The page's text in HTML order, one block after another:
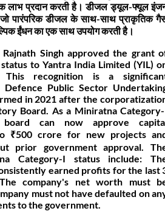
लाभ प्रदान करती है। डीजल ड्यूल-फ्यूल
पारंपरिक डीजल के साथ-साथ प्राकृतिक
ईंधन का एक साथ उपयोग करती है।
Singh approved the grant
to Yantra India Limited (YIL)
recognition is a
Public Sector
in 2021 after the
Board. As a Miniratna
can now approve
₹500 crore for new projects
prior government approval.
Category-I status include:
earned profits for the last
company's net worth must
must not have defaulted on
to the government.